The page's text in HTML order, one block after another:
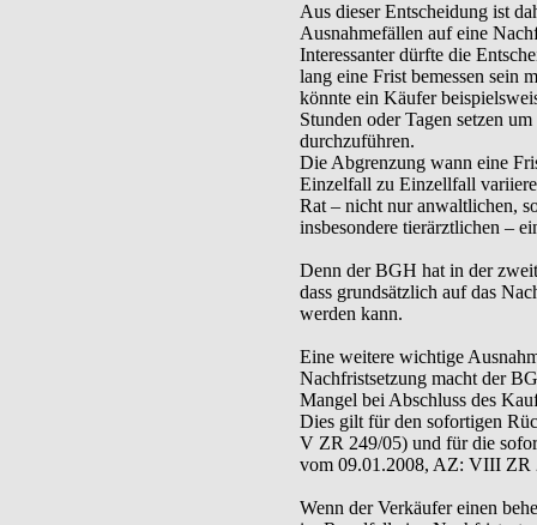
Aus dieser Entscheidung ist
Ausnahmefällen auf eine
Interessanter dürfte die
lang eine Frist bemessen sein
könnte ein Käufer
Stunden oder Tagen setzen
durchzuführen.
Die Abgrenzung wann eine
Einzelfall zu Einzellfall
Rat – nicht nur anwaltlichen,
insbesondere tierärztlichen –
Denn der BGH hat in der
dass grundsätzlich auf das
werden kann.
Eine weitere wichtige
Nachfristsetzung macht der
Mangel bei Abschluss des
Dies gilt für den sofortigen
V ZR 249/05) und für die
vom 09.01.2008, AZ: VIII ZR
Wenn der Verkäufer einen